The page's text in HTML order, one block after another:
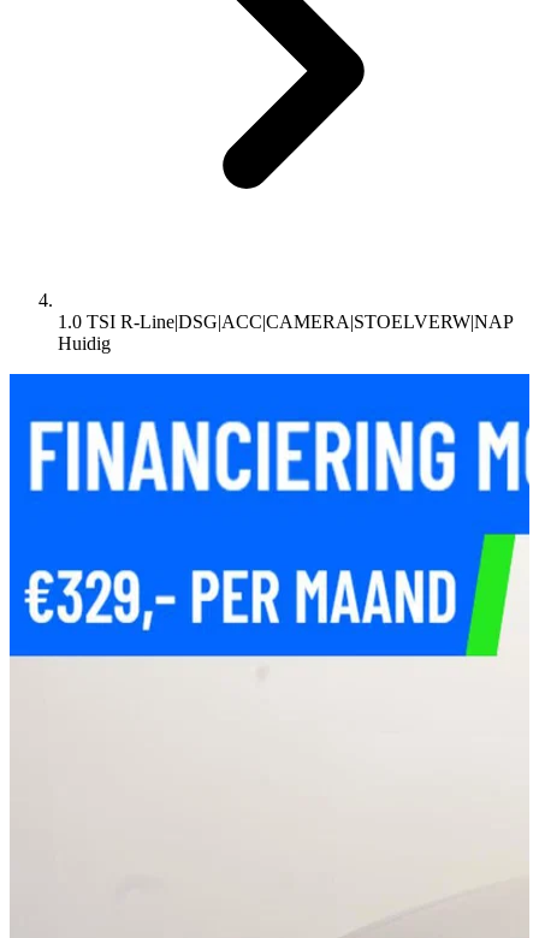
1.0 TSI R-Line|DSG|ACC|CAMERA|STOELVERW|NAP
Huidig